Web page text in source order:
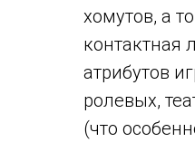
хомутов, а
контактная
атрибутов
ролевых,
(что